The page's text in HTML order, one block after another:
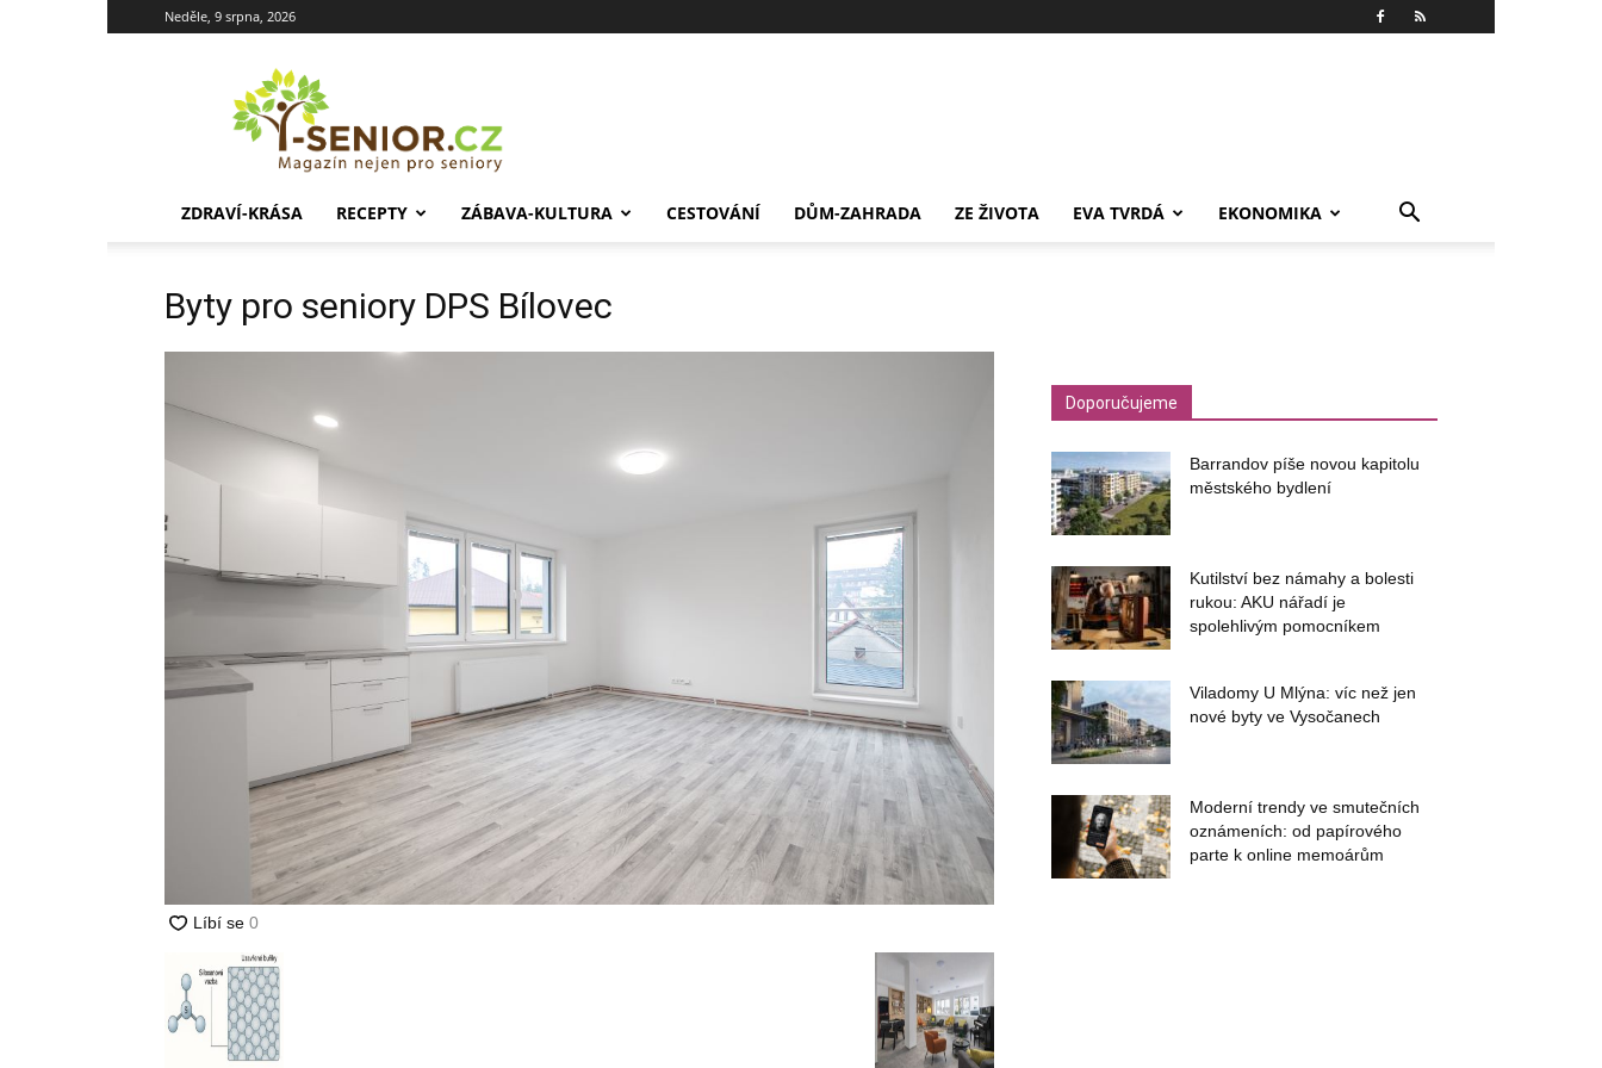
Neděle, 9 srpna, 2026
ZDRAVÍ-KRÁSA RECEPTY ZÁBAVA-KULTURA CESTOVÁNÍ DŮM-ZAHRADA ZE ŽIVOTA EVA TVRDÁ EKONOMIKA
Byty pro seniory DPS Bílovec
Doporučujeme
Barrandov píše novou kapitolu
městského bydlení
Kutilství bez námahy a bolesti
rukou: AKU nářadí je
spolehlivým pomocníkem
Viladomy U Mlýna: víc než jen
nové byty ve Vysočanech
Moderní trendy ve smutečních
oznámeních: od papírového
parte k online memoárům